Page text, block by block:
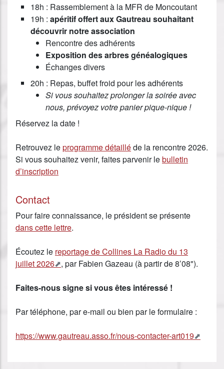
18h : Rassemblement à la MFR de Moncoutant
19h : apéritif offert aux Gautreau souhaitant
découvrir notre association
Rencontre des adhérents
Exposition des arbres généalogiques
Échanges divers
20h : Repas, buffet froid pour les adhérents
Si vous souhaitez prolonger la soirée avec
nous, prévoyez votre panier pique-nique !
Réservez la date !
Retrouvez leprogramme détailléde la rencontre 2026.
Si vous souhaitez venir, faites parvenir lebulletin
d’inscription
Contact
Pour faire connaissance, le président se présente
dans cette lettre.
Écoutez le reportage de Collines La Radio du 13
juillet 2026
, par Fabien Gazeau (à partir de 8’08").
Faites-nous signe si vous êtes intéressé !
Par téléphone, par e-mail ou bien par le formulaire :
https://www.gautreau.asso.fr/nous-contacter-art019